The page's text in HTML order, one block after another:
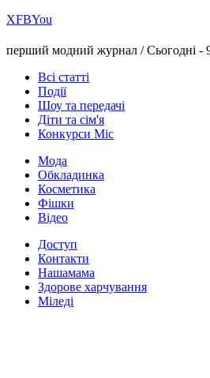
ХFBYou
перший модний журнал /Сьогодні -
Всі статті
Події
Шоу та передачі
Діти та сім'я
Конкурси Міс
Мода
Обкладинка
Косметика
Фішки
Відео
Доступ
Контакти
Нашамама
Здорове харчування
Міледі